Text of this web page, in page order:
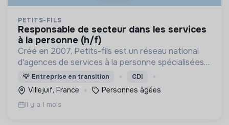
PETITS-FILS
responsable de secteur dans les services
à la personne (h/f)
Créé en 2007, Petits-fils est un réseau national
d'agences de services à la personne spécialisées
dans l'aide à domicile pour les personnes âgées.
💡 Entreprise en transition CDI
Villejuif, France Personnes âgées
Il y a 1 mois